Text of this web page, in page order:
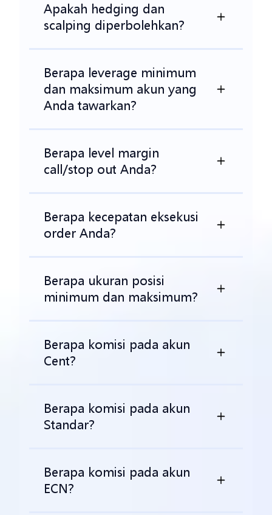
Apakah hedging dan
scalping diperbolehkan?
Berapa leverage minimum
dan maksimum akun yang
Anda tawarkan?
Berapa level margin
call/stop out Anda?
Berapa kecepatan eksekusi
order Anda?
Berapa ukuran posisi
minimum dan maksimum?
Berapa komisi pada akun
Cent?
Berapa komisi pada akun
Standar?
Berapa komisi pada akun
ECN?